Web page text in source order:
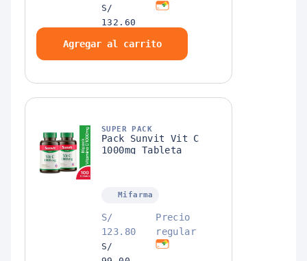
S/
132.60
125.90
Agregar al carrito
SUPER PACK
Pack Sunvit Vit C
1000mg Tableta
Mifarma
S/
123.80
Precio
regular
S/